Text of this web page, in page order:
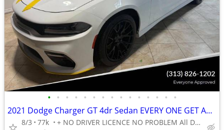
• • • • • • • • • • • • • • •
2021 Dodge Charger GT 4dr Sedan EVERY ONE GET APPROVED 0 DOWN
8/3
77k
+ NO DRIVER LICENCE NO PROBLEM All DONE IN HOUSE PLATE TITLE